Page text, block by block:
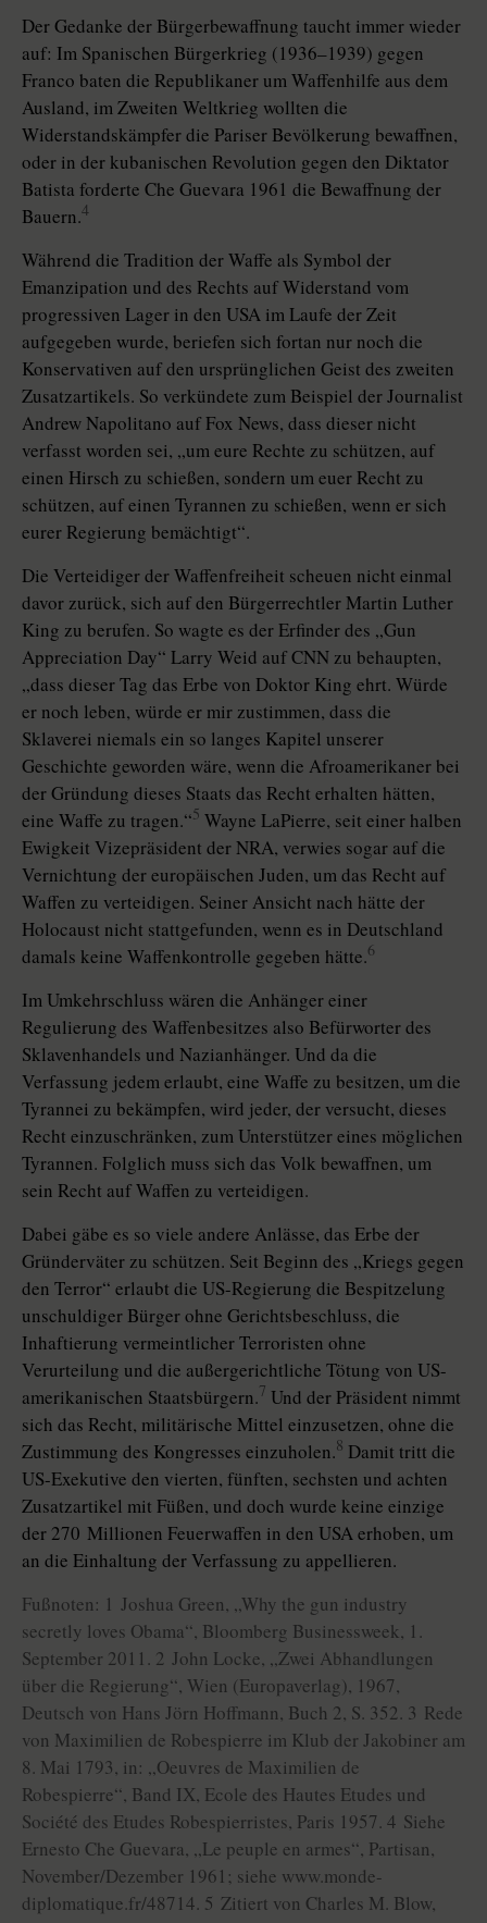
Der Gedanke der Bürgerbewaffnung taucht immer wieder
auf: Im Spanischen Bürgerkrieg (1936–1939) gegen
Franco baten die Republikaner um Waffenhilfe aus dem
Ausland, im Zweiten Weltkrieg wollten die
Widerstandskämpfer die Pariser Bevölkerung bewaffnen,
oder in der kubanischen Revolution gegen den Diktator
Batista forderte Che Guevara 1961 die Bewaffnung der
Bauern.4
Während die Tradition der Waffe als Symbol der
Emanzipation und des Rechts auf Widerstand vom
progressiven Lager in den USA im Laufe der Zeit
aufgegeben wurde, beriefen sich fortan nur noch die
Konservativen auf den ursprünglichen Geist des zweiten
Zusatzartikels. So verkündete zum Beispiel der Journalist
Andrew Napolitano auf Fox News, dass dieser nicht
verfasst worden sei, „um eure Rechte zu schützen, auf
einen Hirsch zu schießen, sondern um euer Recht zu
schützen, auf einen Tyrannen zu schießen, wenn er sich
eurer Regierung bemächtigt“.
Die Verteidiger der Waffenfreiheit scheuen nicht einmal
davor zurück, sich auf den Bürgerrechtler Martin Luther
King zu berufen. So wagte es der Erfinder des „Gun
Appreciation Day“ Larry Weid auf CNN zu behaupten,
„dass dieser Tag das Erbe von Doktor King ehrt. Würde
er noch leben, würde er mir zustimmen, dass die
Sklaverei niemals ein so langes Kapitel unserer
Geschichte geworden wäre, wenn die Afroamerikaner bei
der Gründung dieses Staats das Recht erhalten hätten,
eine Waffe zu tragen.“5 Wayne LaPierre, seit einer halben
Ewigkeit Vizepräsident der NRA, verwies sogar auf die
Vernichtung der europäischen Juden, um das Recht auf
Waffen zu verteidigen. Seiner Ansicht nach hätte der
Holocaust nicht stattgefunden, wenn es in Deutschland
damals keine Waffenkontrolle gegeben hätte.6
Im Umkehrschluss wären die Anhänger einer
Regulierung des Waffenbesitzes also Befürworter des
Sklavenhandels und Nazianhänger. Und da die
Verfassung jedem erlaubt, eine Waffe zu besitzen, um die
Tyrannei zu bekämpfen, wird jeder, der versucht, dieses
Recht einzuschränken, zum Unterstützer eines möglichen
Tyrannen. Folglich muss sich das Volk bewaffnen, um
sein Recht auf Waffen zu verteidigen.
Dabei gäbe es so viele andere Anlässe, das Erbe der
Gründerväter zu schützen. Seit Beginn des „Kriegs gegen
den Terror“ erlaubt die US-Regierung die Bespitzelung
unschuldiger Bürger ohne Gerichtsbeschluss, die
Inhaftierung vermeintlicher Terroristen ohne
Verurteilung und die außergerichtliche Tötung von US-
amerikanischen Staatsbürgern.7 Und der Präsident nimmt
sich das Recht, militärische Mittel einzusetzen, ohne die
Zustimmung des Kongresses einzuholen.8 Damit tritt die
US-Exekutive den vierten, fünften, sechsten und achten
Zusatzartikel mit Füßen, und doch wurde keine einzige
der 270 Millionen Feuerwaffen in den USA erhoben, um
an die Einhaltung der Verfassung zu appellieren.
Fußnoten: 1 Joshua Green, „Why the gun industry
secretly loves Obama“, Bloomberg Businessweek, 1.
September 2011. 2 John Locke, „Zwei Abhandlungen
über die Regierung“, Wien (Europaverlag), 1967,
Deutsch von Hans Jörn Hoffmann, Buch 2, S. 352. 3 Rede
von Maximilien de Robespierre im Klub der Jakobiner am
8. Mai 1793, in: „Oeuvres de Maximilien de
Robespierre“, Band IX, Ecole des Hautes Etudes und
Société des Etudes Robespierristes, Paris 1957. 4 Siehe
Ernesto Che Guevara, „Le peuple en armes“, Partisan,
November/Dezember 1961; siehe www.monde-
diplomatique.fr/48714. 5 Zitiert von Charles M. Blow,